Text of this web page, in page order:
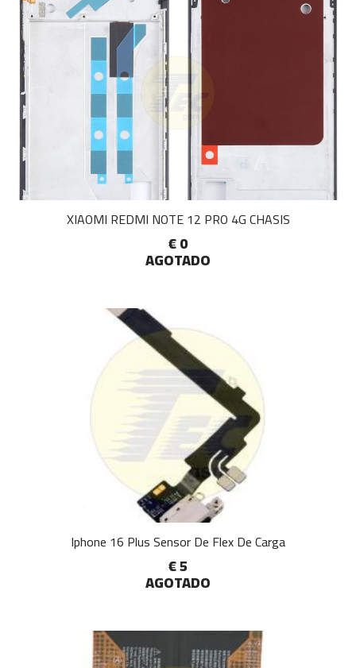
XIAOMI REDMI NOTE 12 PRO 4G CHASIS
€ 0
AGOTADO
Iphone 16 Plus Sensor De Flex De Carga
€ 5
AGOTADO